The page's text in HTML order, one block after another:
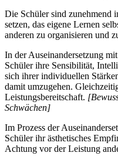
Die Schüler sind zunehmend
setzen, das eigene Lernen
anderen zu organisieren und
In der Auseinandersetzung
Schüler ihre Sensibilität,
sich ihrer individuellen
damit umzugehen.
Leistungsbereitschaft.
Schwächen]
Im Prozess der
Schüler ihr ästhetisches
Achtung vor der Leistung